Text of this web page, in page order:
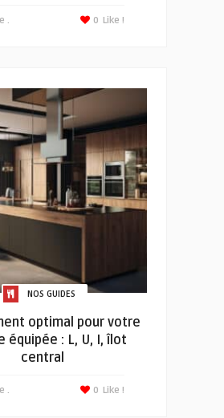
. Like !
0
NOS GUIDES
optimal pour votre
équipée : L, U, I, îlot
central
. Like !
0